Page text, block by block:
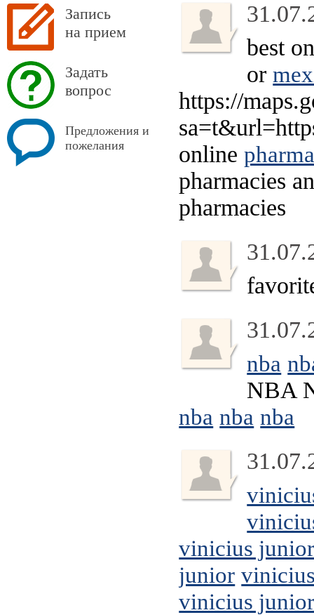
Запись
на прием
Задать
вопрос
Предложения и
пожелания
best
or
https://
online
pharmacies
pharmacies
nba
NBA
nba nba nba
vinicius
junior
vinicius